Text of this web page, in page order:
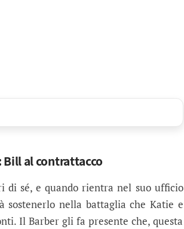
Bill al contrattacco
di sé, e quando rientra nel suo ufficio
sostenerlo nella battaglia che Katie e
Il Barber gli fa presente che, questa